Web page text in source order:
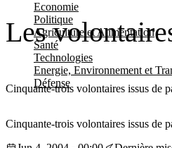
Economie
Politique
Agriculture et Alimentation
Santé
Technologies
Energie, Environnement et
Défense
Les
Cinquante-trois volontaires issus de
Cinquante-trois volontaires issus de